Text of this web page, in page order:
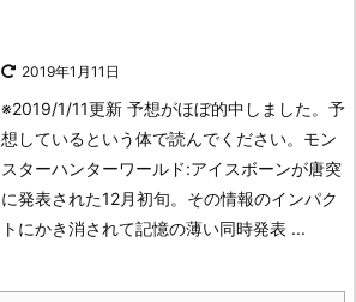
2019年1月11日
※2019/1/11更新 予想がほぼ的中しました。予
想しているという体で読んでください。 モン
スターハンターワールド:アイスボーンが唐突
に発表された12月初旬。 その情報のインパク
トにかき消されて記憶の薄い同時発表 ...